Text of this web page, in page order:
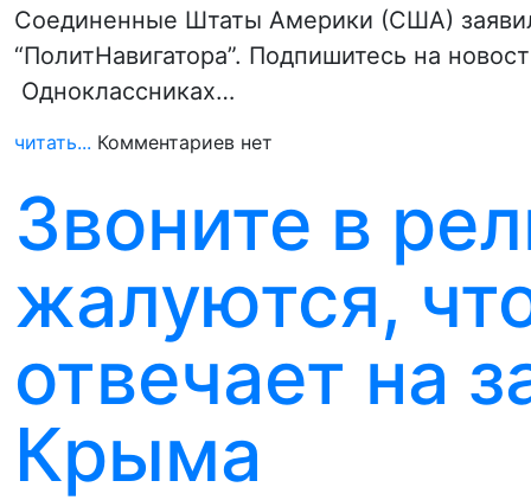
Соединенные Штаты Америки (США)
“ПолитНавигатора”. Подпишитесь на
Одноклассниках…
читать... Комментариев нет
Звоните в
жалуются,
отвечает на
Крыма